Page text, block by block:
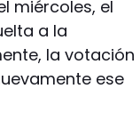
miércoles, el
a la
la votación
ese